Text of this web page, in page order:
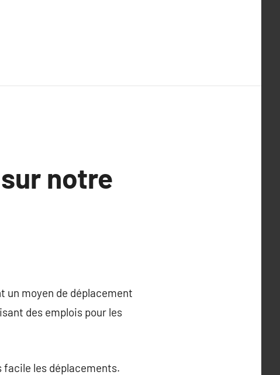
notre
un moyen de déplacement
des emplois pour les
facile les déplacements.